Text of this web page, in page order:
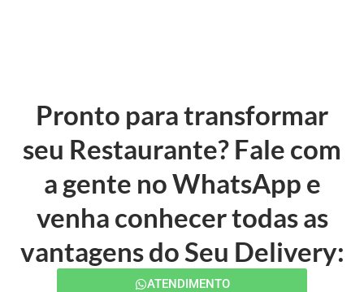
Pronto para transformar
seu Restaurante? Fale com
a gente no WhatsApp e
venha conhecer todas as
vantagens do Seu Delivery:
ATENDIMENTO